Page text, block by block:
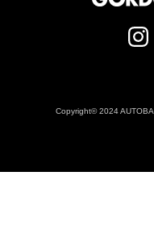
Copyright© 2024